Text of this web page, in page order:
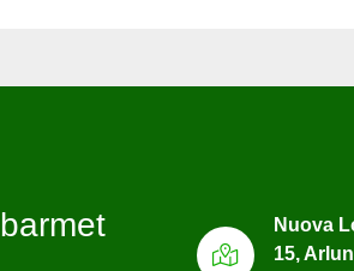
Nuova
15,